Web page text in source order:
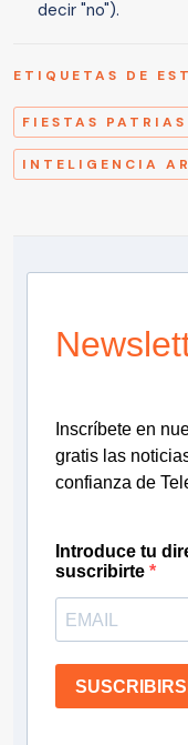
decir "no").
ETIQUETAS DE
FIESTAS PATRIAS
INTELIGENCIA
Inscríbete en
gratis las
confianza de
Introduce tu
suscribirte